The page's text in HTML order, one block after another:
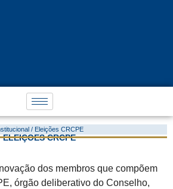
ELEIÇÕES CRCPE
/ Eleições CRCPE
dos membros que compõem
órgão deliberativo do Conselho,